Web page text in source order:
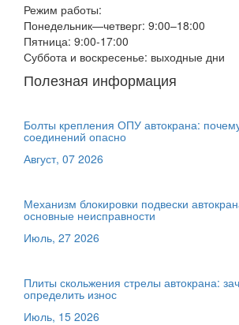
Режим работы:
Понедельник—четверг: 9:00–18:00
Пятница: 9:00-17:00
Суббота и воскресенье: выходные дни
Полезная информация
Болты крепления ОПУ автокрана:
соединений опасно
Август, 07 2026
Механизм блокировки подвески
основные неисправности
Июль, 27 2026
Плиты скольжения стрелы автокрана:
определить износ
Июль, 15 2026